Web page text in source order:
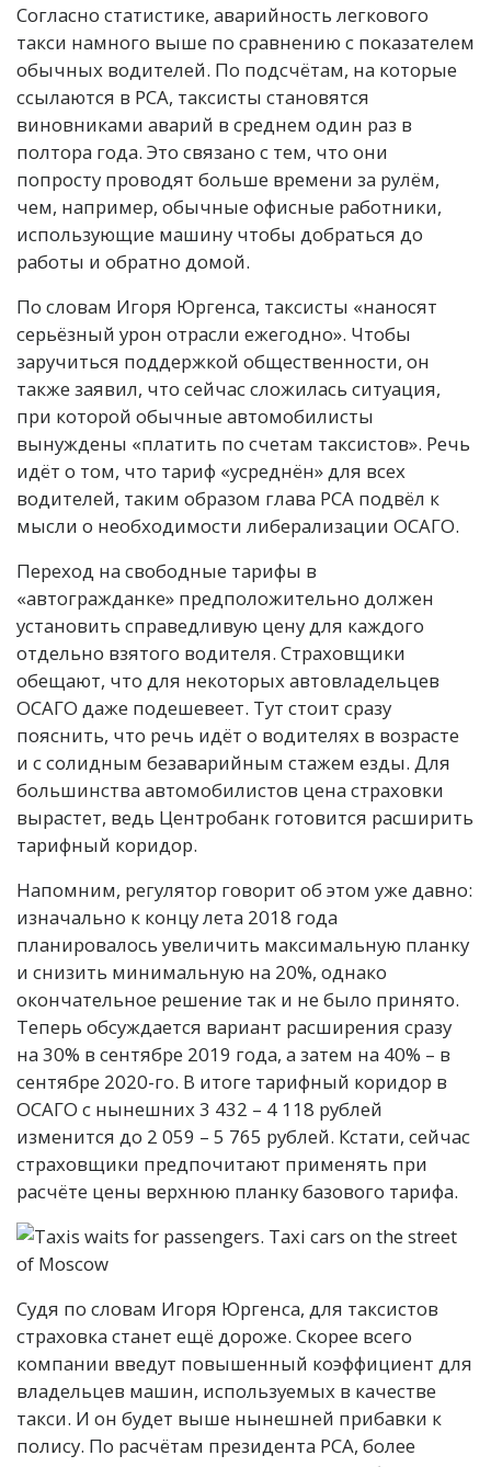
Согласно статистике, аварийность легкового
такси намного выше по сравнению с показателем
обычных водителей. По подсчётам, на которые
ссылаются в РСА, таксисты становятся
виновниками аварий в среднем один раз в
полтора года. Это связано с тем, что они
попросту проводят больше времени за рулём,
чем, например, обычные офисные работники,
использующие машину чтобы добраться до
работы и обратно домой.
По словам Игоря Юргенса, таксисты «наносят
серьёзный урон отрасли ежегодно». Чтобы
заручиться поддержкой общественности, он
также заявил, что сейчас сложилась ситуация,
при которой обычные автомобилисты
вынуждены «платить по счетам таксистов». Речь
идёт о том, что тариф «усреднён» для всех
водителей, таким образом глава РСА подвёл к
мысли о необходимости либерализации ОСАГО.
Переход на свободные тарифы в
«автогражданке» предположительно должен
установить справедливую цену для каждого
отдельно взятого водителя. Страховщики
обещают, что для некоторых автовладельцев
ОСАГО даже подешевеет. Тут стоит сразу
пояснить, что речь идёт о водителях в возрасте
и с солидным безаварийным стажем езды. Для
большинства автомобилистов цена страховки
вырастет, ведь Центробанк готовится расширить
тарифный коридор.
Напомним, регулятор говорит об этом уже давно:
изначально к концу лета 2018 года
планировалось увеличить максимальную планку
и снизить минимальную на 20%, однако
окончательное решение так и не было принято.
Теперь обсуждается вариант расширения сразу
на 30% в сентябре 2019 года, а затем на 40% – в
сентябре 2020-го. В итоге тарифный коридор в
ОСАГО с нынешних 3 432 – 4 118 рублей
изменится до 2 059 – 5 765 рублей. Кстати, сейчас
страховщики предпочитают применять при
расчёте цены верхнюю планку базового тарифа.
Судя по словам Игоря Юргенса, для таксистов
страховка станет ещё дороже. Скорее всего
компании введут повышенный коэффициент для
владельцев машин, используемых в качестве
такси. И он будет выше нынешней прибавки к
полису. По расчётам президента РСА, более